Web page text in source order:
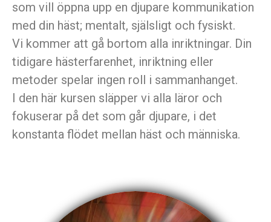
som vill öppna upp en djupare kommunikation
med din häst; mentalt, själsligt och fysiskt.
Vi kommer att gå bortom alla inriktningar. Din
tidigare hästerfarenhet, inriktning eller
metoder spelar ingen roll i sammanhanget.
I den här kursen släpper vi alla läror och
fokuserar på det som går djupare, i det
konstanta flödet mellan häst och människa.